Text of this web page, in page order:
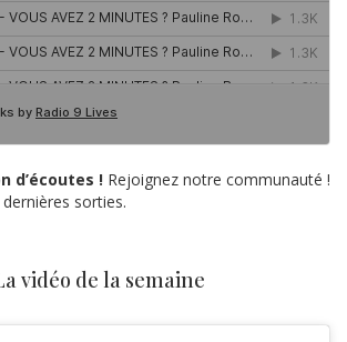
d’écoutes ! Rejoignez notre communauté !
sorties.
vidéo de la semaine